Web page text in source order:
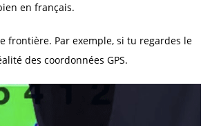
en français.
frontière. Par exemple, si tu regardes le
des coordonnées GPS.